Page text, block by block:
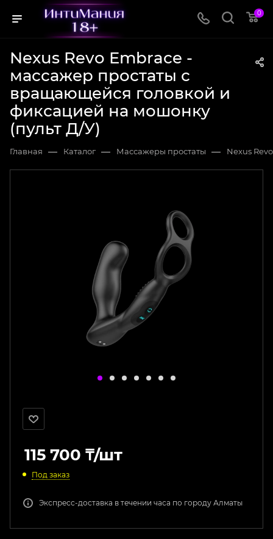
0
Nexus Revo Embrace -
массажер простаты с
вращающейся головкой и
фиксацией на мошонку
(пульт Д/У)
Главная — Каталог — Массажеры простаты — Nexus
115 700 ₸/шт
Под заказ
Экспресс-доставка в течении часа по городу Алматы